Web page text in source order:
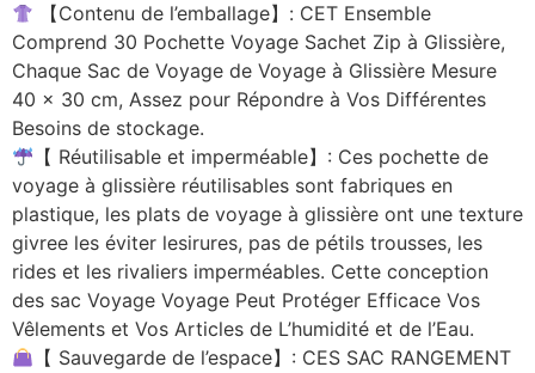
【Contenu de l’emballage】: CET Ensemble
Comprend 30 Pochette Voyage Sachet Zip à Glissière,
Chaque Sac de Voyage de Voyage à Glissière Mesure
40 x 30 cm, Assez pour Répondre à Vos Différentes
Besoins de stockage.
【 Réutilisable et imperméable】: Ces pochette de
voyage à glissière réutilisables sont fabriques en
plastique, les plats de voyage à glissière ont une texture
givree les éviter lesirures, pas de pétils trousses, les
rides et les rivaliers imperméables. Cette conception
des sac Voyage Voyage Peut Protéger Efficace Vos
Vêlements et Vos Articles de L’humidité et de l’Eau.
【 Sauvegarde de l’espace】: CES SAC RANGEMENT